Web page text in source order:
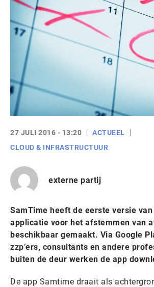
27 JULI 2016 - 13:20
ACTUEEL
CLOUD & INFRASTRUCTUUR
externe partij
SamTime heeft de eerste versie
applicatie voor het afstemmen van
beschikbaar gemaakt. Via Google
zzp’ers, consultants en andere
buiten de deur werken de app
De app Samtime draait als